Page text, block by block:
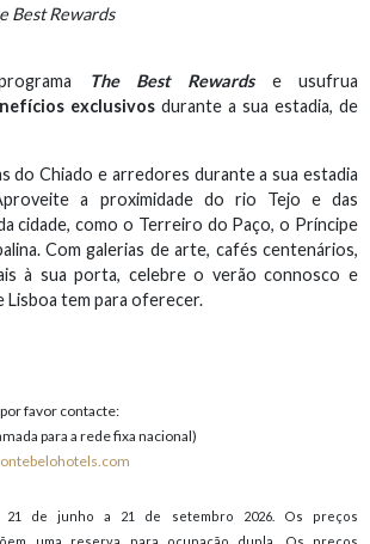
Best Rewards
The Best Rewards
e usufrua
exclusivos durante a sua estadia, de
do Chiado e arredores durante a sua estadia
a proximidade do rio Tejo e das
cidade, como o Terreiro do Paço, o Príncipe
Com galerias de arte, cafés centenários,
à sua porta, celebre o verão connosco e
Lisboa tem para oferecer.
favor contacte:
para a rede fixa nacional)
21 de junho a 21 de setembro 2026. Os preços
uma reserva para ocupação dupla. Os preços